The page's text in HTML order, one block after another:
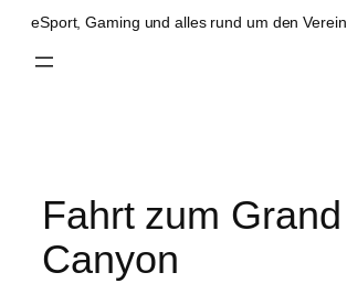
eSport, Gaming und alles rund um den Verein
Fahrt zum Grand
Canyon